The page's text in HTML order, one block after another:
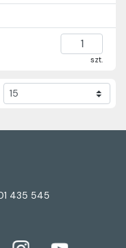
szt.
435 545